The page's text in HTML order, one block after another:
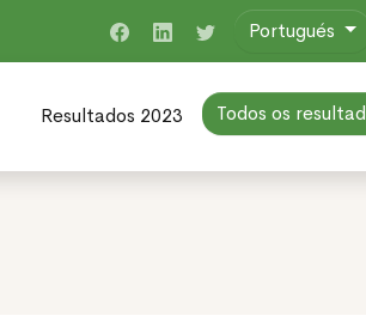
Portugués
Resultados 2023 Todos os